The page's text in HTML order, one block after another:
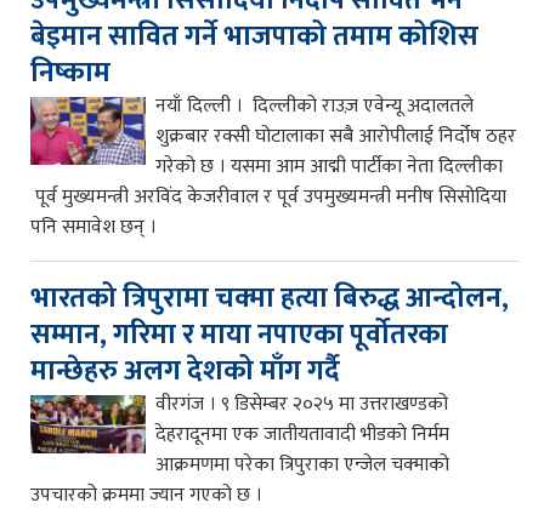
बेइमान सावित गर्ने भाजपाको तमाम कोशिस
निष्काम
नयाँ दिल्ली । दिल्लीको राउज़ एवेन्यू अदालतले
शुक्रबार रक्सी घोटालाका सबै आरोपीलाई निर्दोष ठहर
गरेको छ । यसमा आम आद्मी पार्टीका नेता दिल्लीका
पूर्व मुख्यमन्त्री अरविंद केजरीवाल र पूर्व उपमुख्यमन्त्री मनीष सिसोदिया
पनि समावेश छन् ।
भारतको त्रिपुरामा चक्मा हत्या बिरुद्ध आन्दोलन,
सम्मान, गरिमा र माया नपाएका पूर्वोतरका
मान्छेहरु अलग देशको माँग गर्दै
वीरगंज । ९ डिसेम्बर २०२५ मा उत्तराखण्डको
देहरादूनमा एक जातीयतावादी भीडको निर्मम
आक्रमणमा परेका त्रिपुराका एन्जेल चक्माको
उपचारको क्रममा ज्यान गएको छ ।